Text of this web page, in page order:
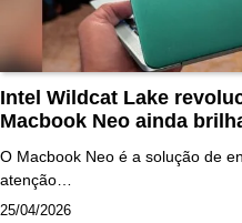
Intel Wildcat Lake
Macbook Neo ainda
O Macbook Neo é a solução de
atenção…
25/04/2026